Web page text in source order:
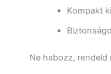
Kompakt
Ne habozz,